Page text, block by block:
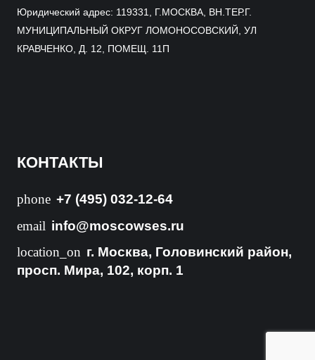
Юридический адрес: 119331, Г.МОСКВА, ВН.ТЕР.Г.
МУНИЦИПАЛЬНЫЙ ОКРУГ ЛОМОНОСОВСКИЙ, УЛ
КРАВЧЕНКО, Д. 12, ПОМЕЩ. 11П
КОНТАКТЫ
phone +7 (495) 032-12-64
email info@moscowses.ru
location_on г. Москва, Головинский район,
просп. Мира, 102, корп. 1